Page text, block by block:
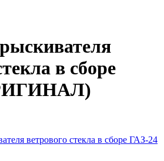
в сборе
ветрового стекла в сборе ГАЗ-24